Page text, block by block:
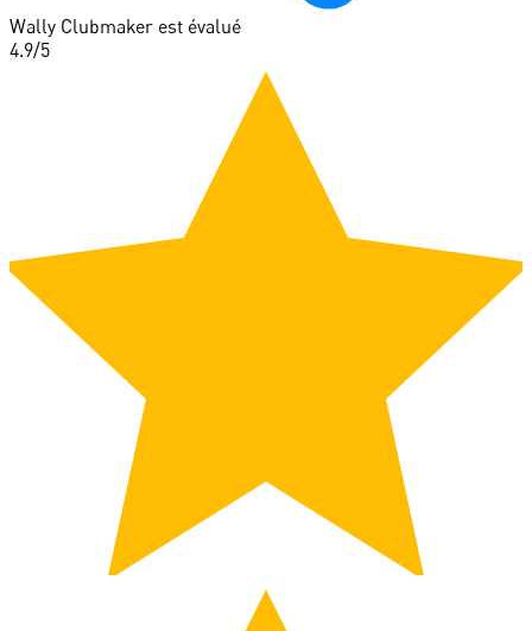
Wally Clubmaker est évalué
4.9/5